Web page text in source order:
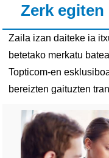
Zerk
Zaila izan daiteke ia
betetako merkatu
Topticom-en
bereizten gaituzten